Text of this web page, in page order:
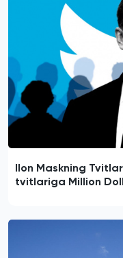
Ilon Maskning
tvitlariga Million